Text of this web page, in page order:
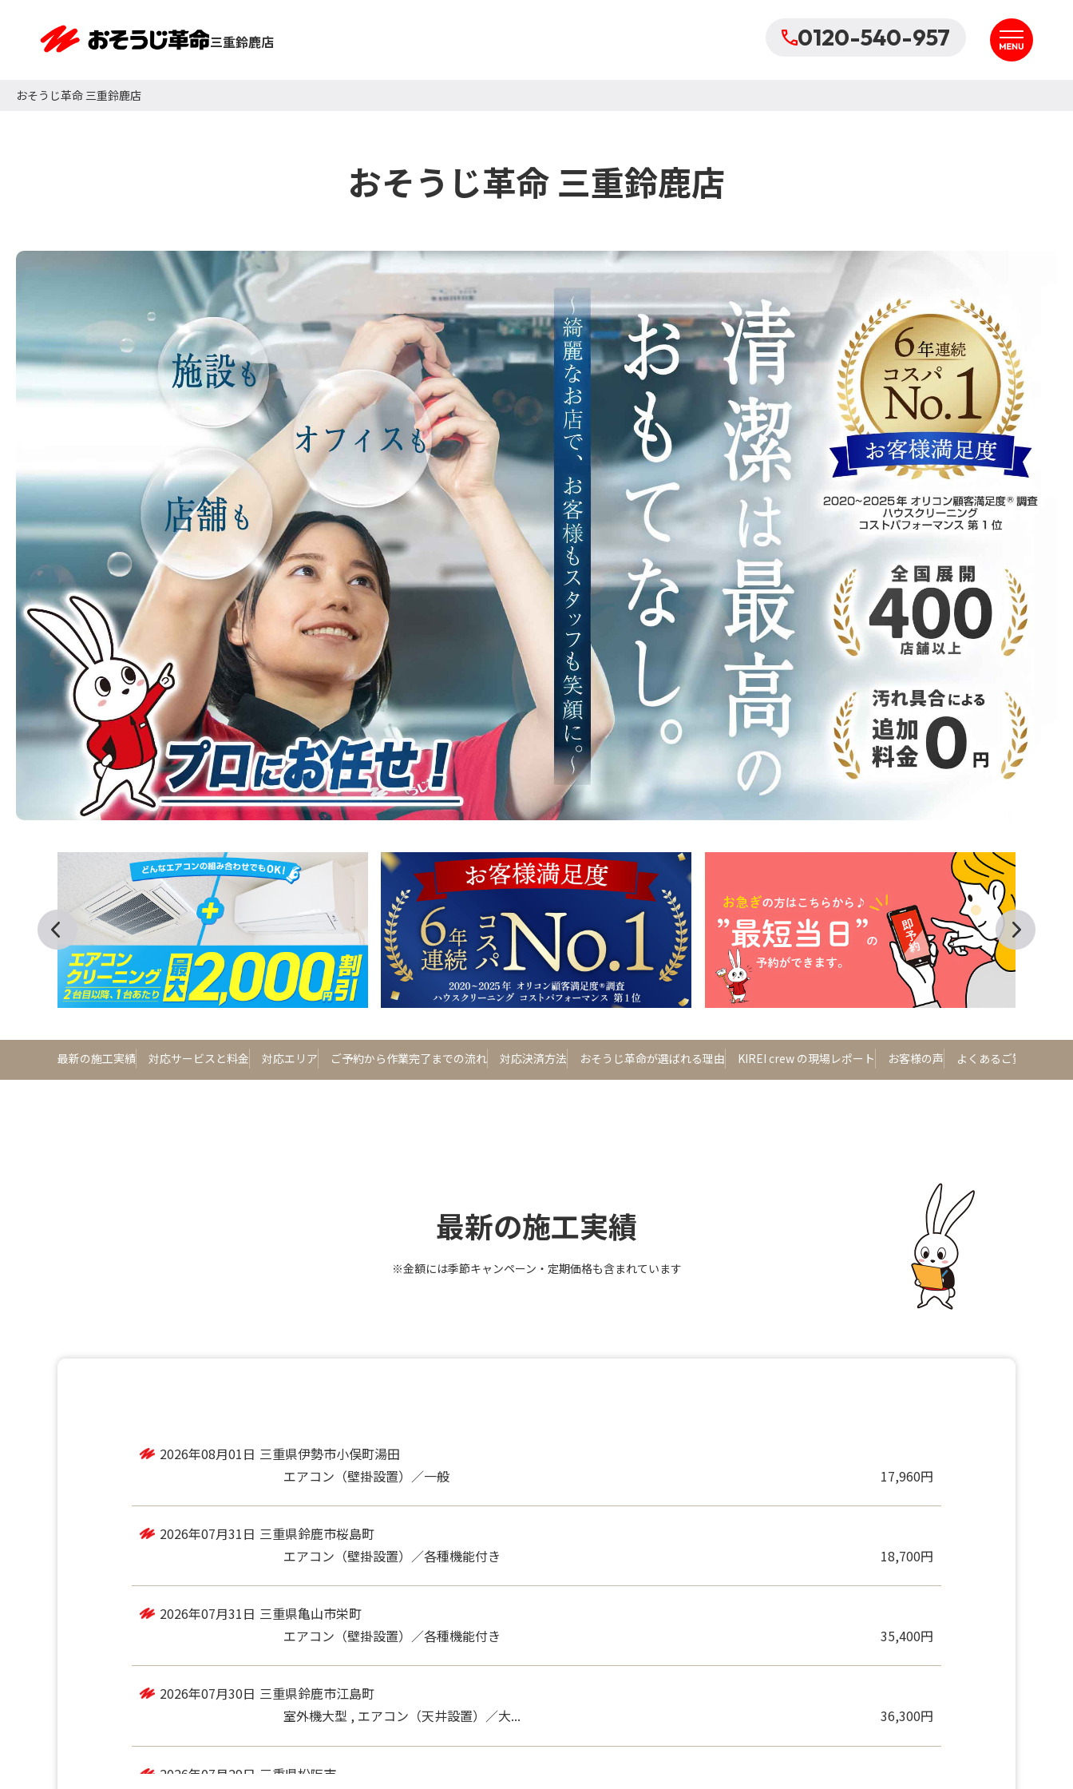
三重鈴鹿店 0120-540-957
おそうじ革命 三重鈴鹿店
おそうじ革命 三重鈴鹿店
最新の施工実績 対応サービスと料金 対応エリア ご予約から作業完了までの流れ 対応決済方法 おそうじ革命が選ばれる理由 KIREI crew の現場レポート お客様の声 よくあるご質問
最新の施工実績
※金額には季節キャンペーン・定期価格も含まれています
2026年08月01日 三重県松阪市川井町
エアコン（壁掛設置）／一般
9,980円
2026年08月01日 三重県伊勢市小俣町湯田
エアコン（壁掛設置）／一般
17,960円
2026年07月31日 三重県鈴鹿市桜島町
エアコン（壁掛設置）／各種機能付き
18,700円
2026年07月31日 三重県亀山市栄町
エアコン（壁掛設置）／各種機能付き
35,400円
2026年07月30日 三重県鈴鹿市江島町